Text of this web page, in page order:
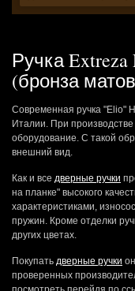
Ручка
(бронза
Современная ручка "Elio"
Италии. При производстве
оборудование. С такой
внешний вид.
Как и все дверные ручки
на планке" высокого
характеристиками,
пружин. Кроме отделки
других цветах.
Покупать дверные ручки
проверенных